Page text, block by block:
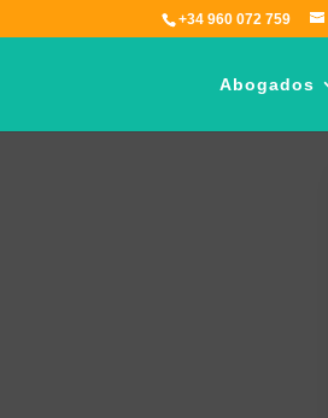
+34 960 072 759
Abogados